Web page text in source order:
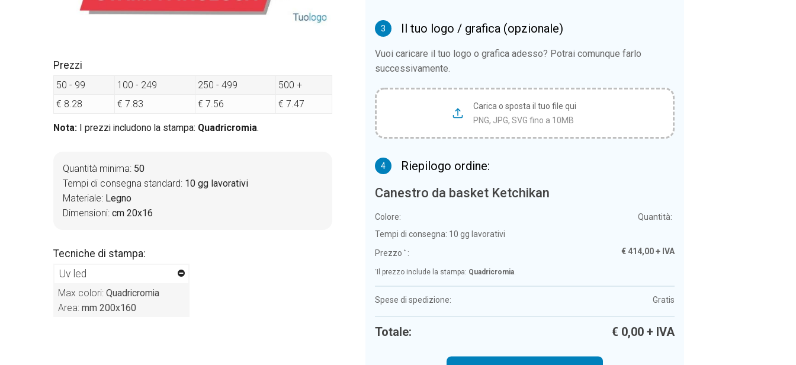
Prezzi
50 - 99 100 - 249 250 - 499
500 +
€ 8.28
€ 7.83 € 7.56 € 7.47
Nota: I prezzi includono la stampa: Quadricromia.
Quantità minima: 50
Tempi di consegna standard: 10 gg lavorativi
Materiale: Legno
Dimensioni: cm 20x16
Tecniche di stampa:
Uv led
Max colori:Quadricromia
Area:mm 200x160
3 Il tuo logo / grafica (opzionale)
Vuoi caricare il tuo logo o grafica adesso? Potrai comunque farlo
successivamente.
Carica o sposta il tuo file qui
PNG, JPG, SVG fino a 10MB
4 Riepilogo ordine:
Canestro da basket Ketchikan
Colore:
Quantità:
Tempi di consegna: 10 gg lavorativi
Prezzo *: € 414,00+ IVA
* Il prezzo include la stampa: Quadricromia.
Spese di spedizione: Gratis
Totale: € 0,00 + IVA